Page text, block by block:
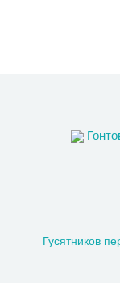
Гусятников